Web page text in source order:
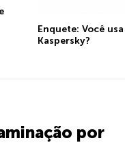
Enquete: Você
Kaspersky?
por